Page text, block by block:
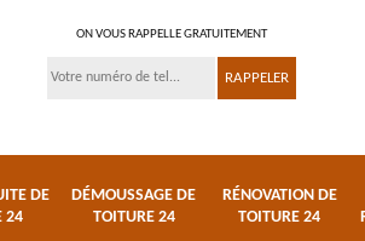
ON VOUS RAPPELLE GRATUITEMENT
DE
24
DÉMOUSSAGE DE
TOITURE 24
RÉNOVATION DE
TOITURE 24